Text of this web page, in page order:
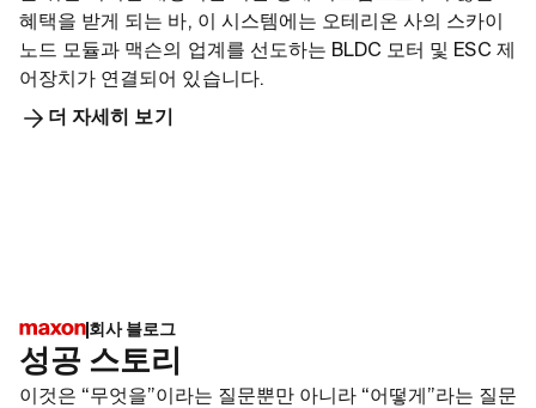
3D STEP
데이터 시트
3D
데
혜택을 받게 되는 바, 이 시스템에는 오테리온 사의 스카이
노드 모듈과 맥슨의 업계를 선도하는 BLDC 모터 및 ESC 제
어장치가 연결되어 있습니다.
더 자세히 보기
회사 블로그
성공 스토리
이것은 “무엇을”이라는 질문뿐만 아니라 “어떻게”라는 질문